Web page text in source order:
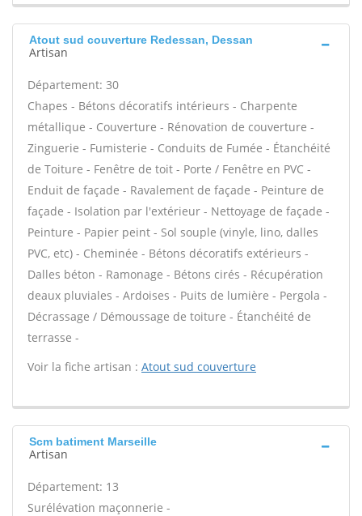
Atout sud couverture Redessan, Dessan
Artisan
Département: 30
Chapes - Bétons décoratifs intérieurs - Charpente
métallique - Couverture - Rénovation de couverture -
Zinguerie - Fumisterie - Conduits de Fumée - Étanchéité
de Toiture - Fenêtre de toit - Porte / Fenêtre en PVC -
Enduit de façade - Ravalement de façade - Peinture de
façade - Isolation par l'extérieur - Nettoyage de façade -
Peinture - Papier peint - Sol souple (vinyle, lino, dalles
PVC, etc) - Cheminée - Bétons décoratifs extérieurs -
Dalles béton - Ramonage - Bétons cirés - Récupération
deaux pluviales - Ardoises - Puits de lumière - Pergola -
Décrassage / Démoussage de toiture - Étanchéité de
terrasse -
Voir la fiche artisan : Atout sud couverture
Scm batiment Marseille
Artisan
Département: 13
Surélévation maçonnerie -